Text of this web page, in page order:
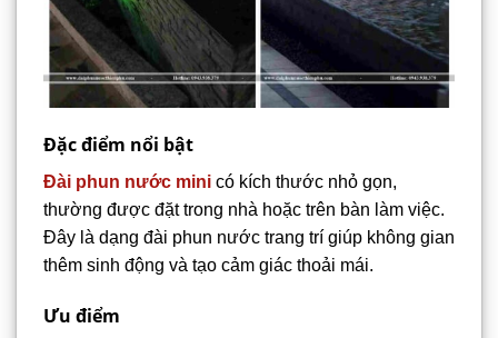
Đặc điểm nổi bật
Đài phun nước mini có kích thước nhỏ gọn,
thường được đặt trong nhà hoặc trên bàn làm việc.
Đây là dạng đài phun nước trang trí giúp không gian
thêm sinh động và tạo cảm giác thoải mái.
Ưu điểm